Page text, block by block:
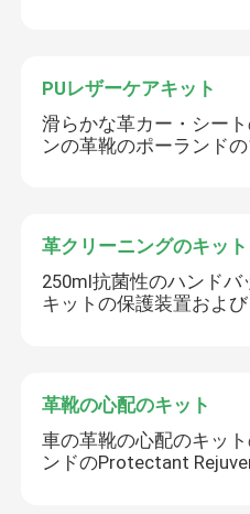
PUレザーケアキット
滑らかな革カー・シー
ンの革靴のポーランド
革クリーニングのキット
250ml抗菌性のハンド
キットの保護装置およ
革靴の心配のキット
車の革靴の心配のキッ
ンドのProtectant